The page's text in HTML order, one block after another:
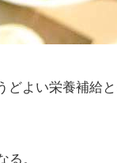
よい栄養補給
。